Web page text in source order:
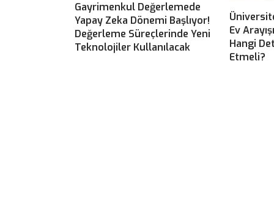
Gayrimenkul Değerlemede
Yapay Zeka Dönemi Başlıyor!
Değerleme Süreçlerinde Yeni
Teknolojiler Kullanılacak
Ev
Hangi
Etmeli?